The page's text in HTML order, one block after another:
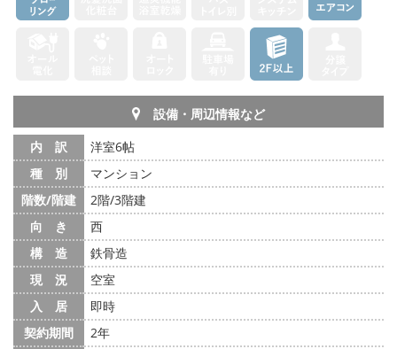
設備・周辺情報など
内 訳
洋室6帖
種 別
マンション
階数/階建
2階/3階建
向 き
西
構 造
鉄骨造
現 況
空室
入 居
即時
契約期間
2年